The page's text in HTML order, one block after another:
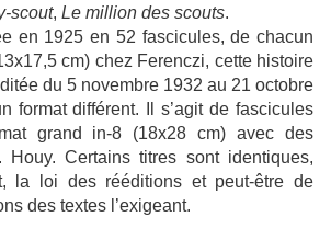
scout, Le million des scouts.
en 1925 en 52 fascicules, de chacun
cm) chez Ferenczi, cette histoire
du 5 novembre 1932 au 21 octobre
format différent. Il s’agit de fascicules
grand in-8 (18x28 cm) avec des
Houy. Certains titres sont identiques,
la loi des rééditions et peut-être de
des textes l’exigeant.